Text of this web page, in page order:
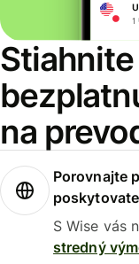
na
Porovnajte
S Wise vás
stredný